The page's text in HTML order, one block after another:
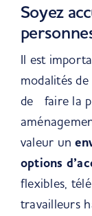
Soyez
Il est
modalités
de faire la
valeur un
options
flexibles,
travailleurs